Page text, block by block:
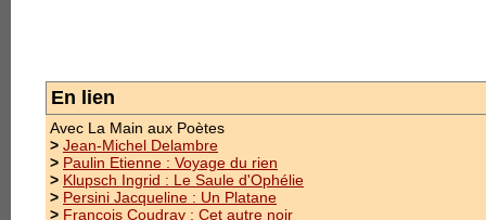
4.Contacts
1.Manuscrits
2.Confidentialité
En lien
Avec La Main aux Poètes
> Jean-Michel Delambre
> Paulin Etienne : Voyage du rien
> Klupsch Ingrid : Le Saule d'Ophélie
> Persini Jacqueline : Un Platane
> François Coudray : Cet autre noir